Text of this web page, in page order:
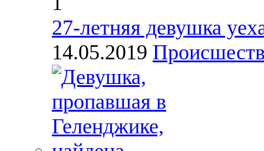
27-летняя девушка
14.05.2019